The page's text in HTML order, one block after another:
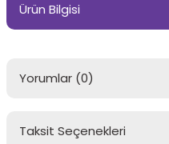
Ürün Bilgisi
Yorumlar (0)
Taksit Seçenekleri